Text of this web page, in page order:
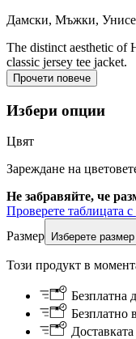
Дамски, Мъжки,
The distinct aesthetic of
classic jersey tee jacket.
Прочети повече
Избери опции
Цвят
Зареждане на
Не забравяйте, че
Проверете таблицата с
Размер
Изберете размер
Този продукт в
Безплатна
Безплатно